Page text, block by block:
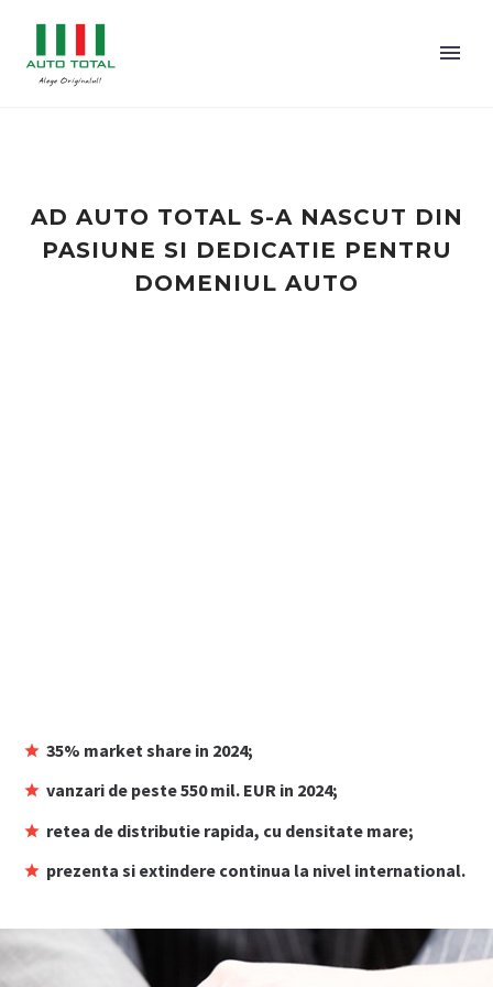
AD AUTO TOTAL S-A NASCUT DIN
PASIUNE SI DEDICATIE PENTRU
DOMENIUL AUTO
35% market share in 2024;
vanzari de peste 550 mil. EUR in 2024;
retea de distributie rapida, cu densitate mare;
prezenta si extindere continua la nivel international.